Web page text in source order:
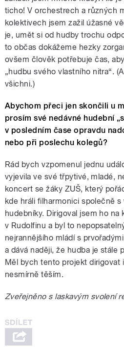
ticho! V orchestrech a různých
kolektivech jsem zažil úžasné
je, umět si od hudby trochu
to občas dokážeme hezky
ovšem člověk potřebuje čas,
„hudbu svého vlastního nitra“.
všichni.)
Abychom přeci jen skončili u
prosím své nedávné hudební
v posledním čase opravdu
nebo při poslechu kolegů?
Rád bych vzpomenul jednu
vyjevila ve své třpytivé, mladé,
koncert se žáky ZUŠ, který
kde hráli filharmonici společně
hudebníky. Dirigoval jsem ho
v Rudolfinu a byl to
nejrannějšího mládí s
a dává naději, že hudba je stále
Měl bych tento projekt dirigovat
nesmírně těším.
Zveřejněno s laskavým svolení